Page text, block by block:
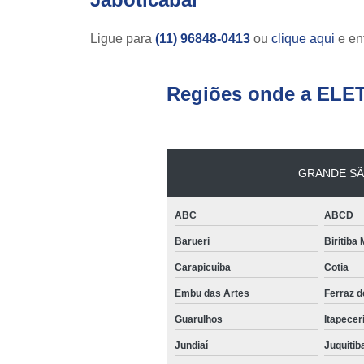
Ligue para (11) 96848-0413 ou clique aqui e
Regiões onde a
GRANDE
ABC ABCD
Barueri Biritiba
Carapicuíba Cotia
Embu das Artes Ferraz
Guarulhos
Jundiaí